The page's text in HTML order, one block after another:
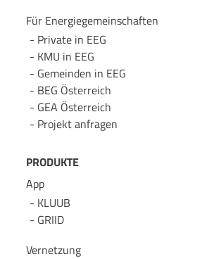
Für Energie­gemeinschaften
Private in EEG
KMU in EEG
Gemeinden in EEG
BEG Österreich
GEA Österreich
Projekt anfragen
PRODUKTE
App
KLUUB
GRIID
Vernetzung